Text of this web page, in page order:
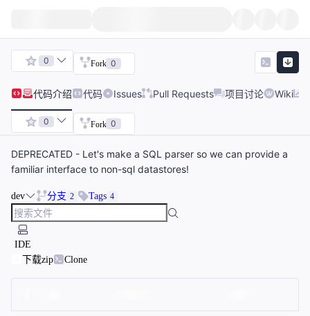
0 Fork 0
代码介绍 代码 Issues Pull Requests 项目讨论 Wiki
0 Fork 0
DEPRECATED - Let's make a SQL parser so we can provide a
familiar interface to non-sql datastores!
dev 分支 2 Tags 4
IDE
下载zip
Clone